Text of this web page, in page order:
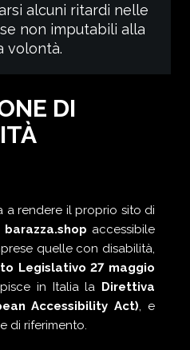
alcuni ritardi nelle
non imputabili alla
volontà.
DI
a rendere il proprio sito di
barazza.shop accessibile
quelle con disabilità,
Legislativo 27 maggio
in Italia la Direttiva
Accessibility Act), e
di riferimento.